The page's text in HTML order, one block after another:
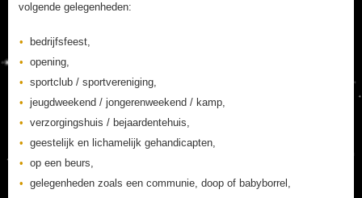
volgende gelegenheden:
bedrijfsfeest,
opening,
sportclub / sportvereniging,
jeugdweekend / jongerenweekend / kamp,
verzorgingshuis / bejaardentehuis,
geestelijk en lichamelijk gehandicapten,
op een beurs,
gelegenheden zoals een communie, doop of babyborrel,